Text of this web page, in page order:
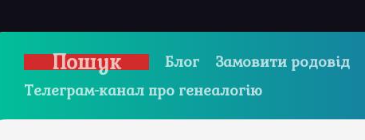
Пошук Блог
Замовити родовід
Телеграм-канал про генеалогію